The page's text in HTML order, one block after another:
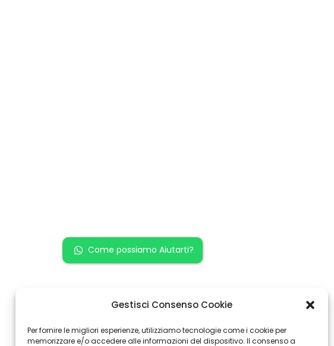
Gestisci Consenso Cookie
Per fornire le migliori esperienze, utilizziamo tecnologie come i cookie per
memorizzare e/o accedere alle informazioni del dispositivo. Il consenso a
Come possiamo Aiutarti?